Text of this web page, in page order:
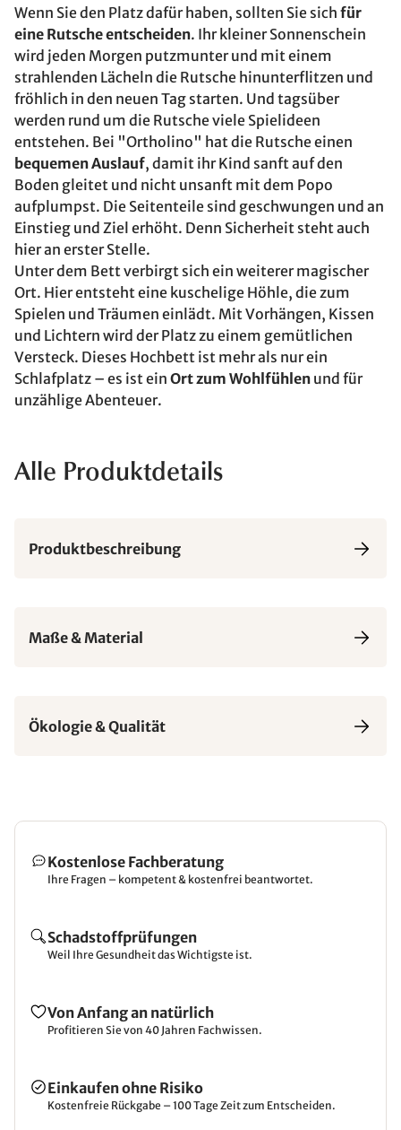
Wenn Sie den Platz dafür haben, sollten Sie sich für
eine Rutsche entscheiden. Ihr kleiner Sonnenschein
wird jeden Morgen putzmunter und mit einem
strahlenden Lächeln die Rutsche hinunterflitzen und
fröhlich in den neuen Tag starten. Und tagsüber
werden rund um die Rutsche viele Spielideen
entstehen. Bei "Ortholino" hat die Rutsche einen
bequemen Auslauf, damit ihr Kind sanft auf den
Boden gleitet und nicht unsanft mit dem Popo
aufplumpst. Die Seitenteile sind geschwungen und an
Einstieg und Ziel erhöht. Denn Sicherheit steht auch
hier an erster Stelle.
Unter dem Bett verbirgt sich ein weiterer magischer
Ort. Hier entsteht eine kuschelige Höhle, die zum
Spielen und Träumen einlädt. Mit Vorhängen, Kissen
und Lichtern wird der Platz zu einem gemütlichen
Versteck. Dieses Hochbett ist mehr als nur ein
Schlafplatz – es ist ein Ort zum Wohlfühlen und für
unzählige Abenteuer.
Alle Produktdetails
Produktbeschreibung
Maße & Material
Ökologie & Qualität
Kostenlose Fachberatung
Ihre Fragen – kompetent & kostenfrei beantwortet.
Schadstoffprüfungen
Weil Ihre Gesundheit das Wichtigste ist.
Von Anfang an natürlich
Profitieren Sie von 40 Jahren Fachwissen.
Einkaufen ohne Risiko
Kostenfreie Rückgabe – 100 Tage Zeit zum Entscheiden.